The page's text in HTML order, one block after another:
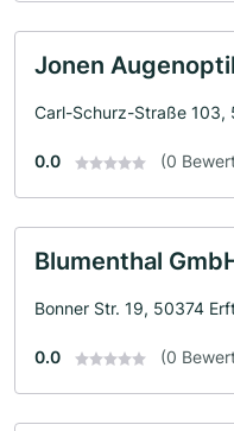
Jonen
Carl-Schurz-Straße 103,
0.0 (0
Blumenthal
Bonner Str. 19, 50374
0.0 (0